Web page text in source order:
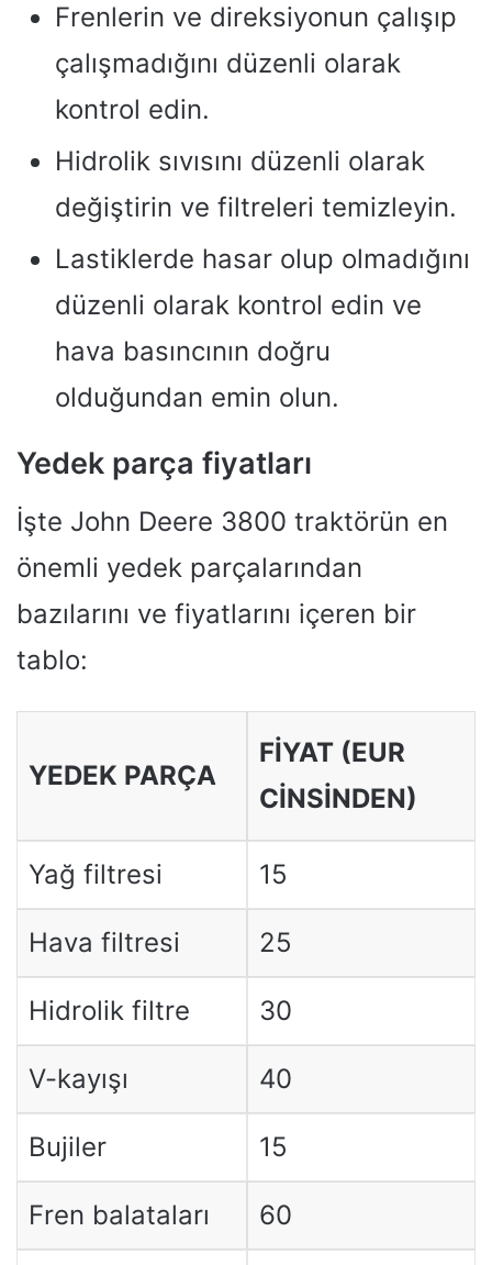
Frenlerin ve direksiyonun çalışıp
çalışmadığını düzenli olarak
kontrol edin.
Hidrolik sıvısını düzenli olarak
değiştirin ve filtreleri temizleyin.
Lastiklerde hasar olup olmadığını
düzenli olarak kontrol edin ve
hava basıncının doğru
olduğundan emin olun.
Yedek parça fiyatları
İşte John Deere 3800 traktörün en
önemli yedek parçalarından
bazılarını ve fiyatlarını içeren bir
tablo:
YEDEK PARÇA
FIYAT (EUR
CINSINDEN)
Yağ filtresi 15
Hava filtresi 25
Hidrolik filtre 30
V-kayışı 40
Bujiler 15
Fren balataları 60